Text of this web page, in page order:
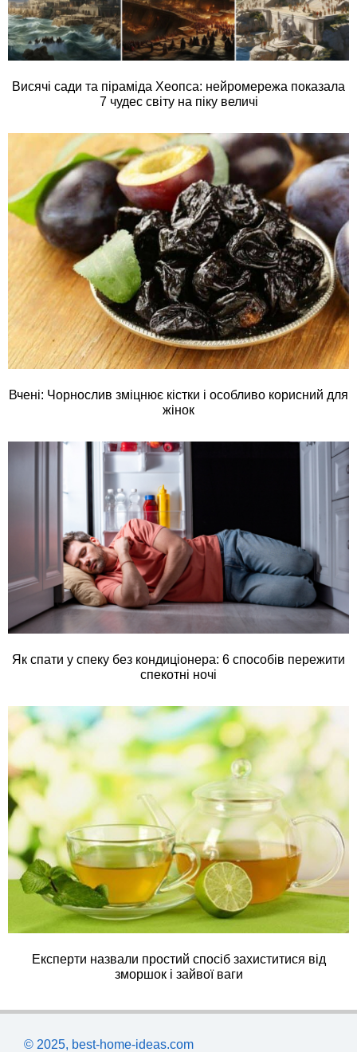
Висячі сади та піраміда Хеопса: нейромережа показала
7 чудес світу на піку величі
Вчені: Чорнослив зміцнює кістки і особливо корисний для
жінок
Як спати у спеку без кондиціонера: 6 способів пережити
спекотні ночі
Експерти назвали простий спосіб захиститися від
зморшок і зайвої ваги
© 2025, best-home-ideas.com